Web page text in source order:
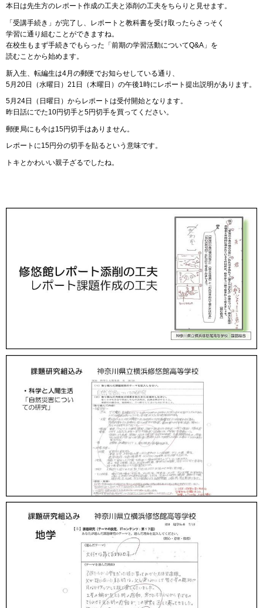
本日は先生方のレポート作成の工夫と添削の工夫をちらりと見せます。
「受講手続き」が完了し、レポートと教科書を受け取ったらさっそく
学習に通り組むことができますね。
在校生もまず手続きでもらった「前期の学習活動についてQ&A」を
読むことから始めます。
新入生、転編生は4月の郵便でお知らせしている通り、
5月20日（水曜日）21日（木曜日）の午後1時にレポート提出説明があります。
5月24日（日曜日）からレポートは受付開始となります。
昨日話にでた10円切手と5円切手を買ってください。
郵便局にも今は15円切手はありません。
レポートに15円分の切手を貼るという意味です。
トキとかわいい親子ざるでしたね。